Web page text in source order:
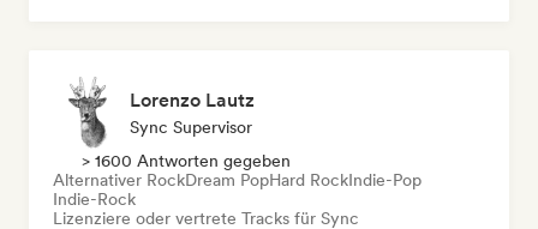
Lorenzo Lautz
Sync Supervisor
> 1600 Antworten gegeben
Alternativer RockDream PopHard RockIndie-Pop
Indie-Rock
Lizenziere oder vertrete Tracks für Sync